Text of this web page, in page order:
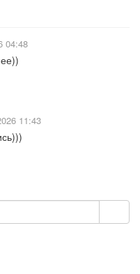
04:48
11:43